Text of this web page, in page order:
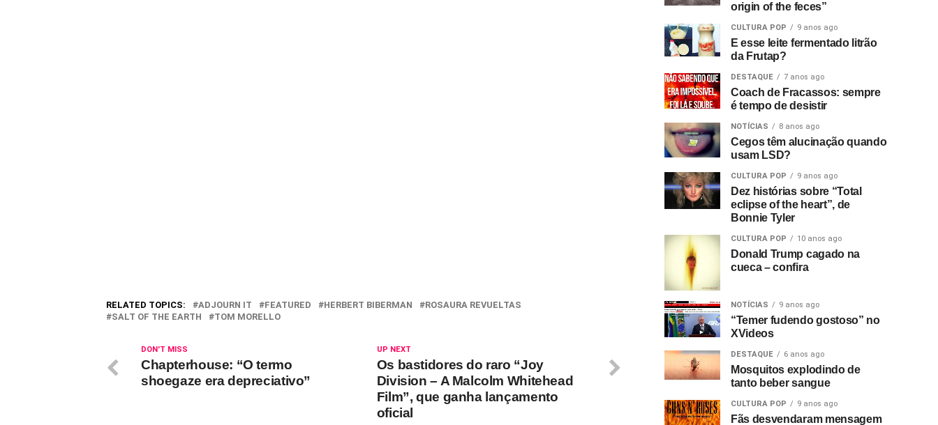
RELATED TOPICS: ADJOURN IT FEATURED HERBERT BIBERMAN
ROSAURA REVUELTAS
SALT OF THE EARTH
TOM MORELLO
UP NEXT
Os bastidores do raro “Joy
Division – A Malcolm Whitehead
Film”, que ganha lançamento
oficial
DON'T MISS
Chapterhouse: “O termo
shoegaze era depreciativo”
origin of the feces”
CULTURA POP 9 anos ago
E esse leite fermentado litrão
da Frutap?
DESTAQUE 7 anos ago
Coach de Fracassos: sempre
é tempo de desistir
NOTÍCIAS 8 anos ago
Cegos têm alucinação quando
usam LSD?
CULTURA POP 9 anos ago
Dez histórias sobre “Total
eclipse of the heart”, de
Bonnie Tyler
CULTURA POP 10 anos ago
Donald Trump cagado na
cueca – confira
NOTÍCIAS 9 anos ago
“Temer fudendo gostoso” no
XVideos
DESTAQUE 6 anos ago
Mosquitos explodindo de
tanto beber sangue
CULTURA POP 9 anos ago
Fãs desvendaram mensagem